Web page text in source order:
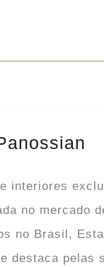
interiores
no mercado
no Brasil,
destaca pelas